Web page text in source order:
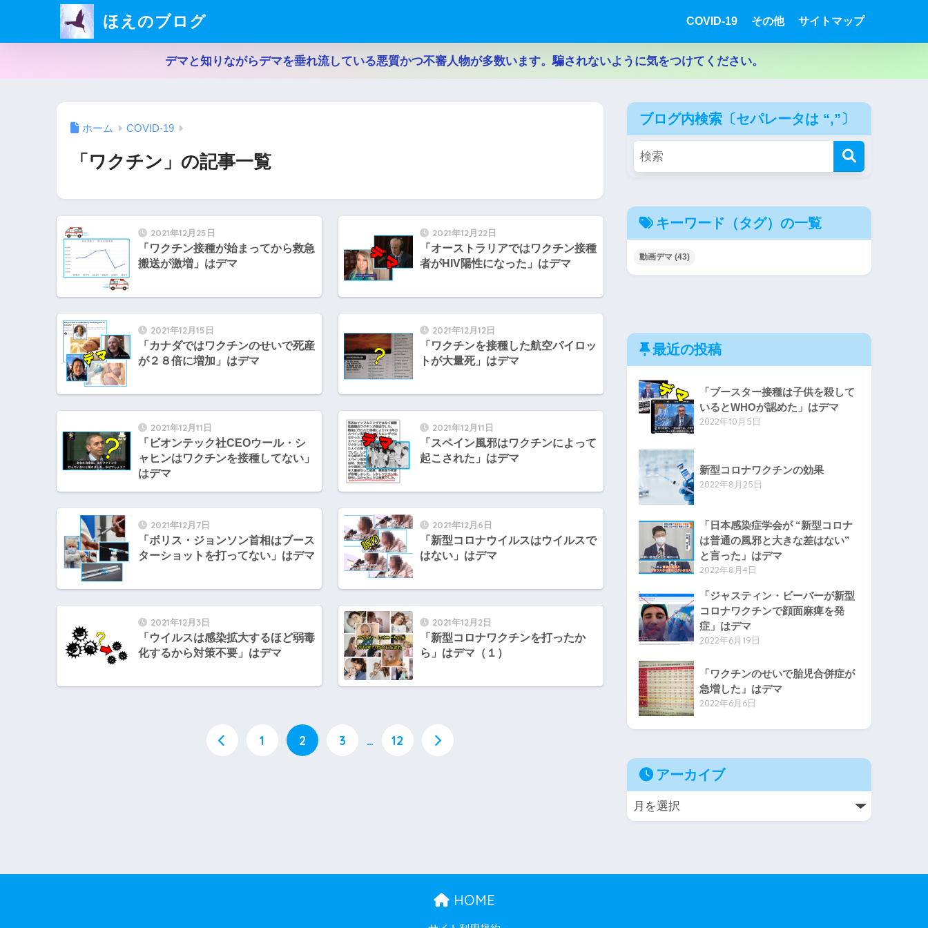
ほえのブログ COVID-19 その他 サイトマップ
デマと知りながらデマを垂れ流している悪質かつ不審人物が多数います。騙されないように気をつけてください。
ホーム COVID-19
「ワクチン」の記事一覧
2021年12月25日
「ワクチン接種が始まってから救急
搬送が激増」はデマ
2021年12月22日
「オーストラリアではワクチン接種
者がHIV陽性になった」はデマ
2021年12月15日
「カナダではワクチンのせいで死産
が２８倍に増加」はデマ
2021年12月12日
「ワクチンを接種した航空パイロッ
トが大量死」はデマ
2021年12月11日
「ビオンテック社CEOウール・シ
ャヒンはワクチンを接種してない」
はデマ
2021年12月11日
「スペイン風邪はワクチンによって
起こされた」はデマ
2021年12月7日
「ボリス・ジョンソン首相はブース
ターショットを打ってない」はデマ
2021年12月6日
「新型コロナウイルスはウイルスで
はない」はデマ
2021年12月3日
「ウイルスは感染拡大するほど弱毒
化するから対策不要」はデマ
2021年12月2日
「新型コロナワクチンを打ったか
ら」はデマ（１）
1 2 3 … 12
ブログ内検索〔セパレータは “,”〕
キーワード（タグ）の一覧
動画デマ (43)
最近の投稿
「ブースター接種は子供を殺して
いるとWHOが認めた」はデマ
2022年10月5日
新型コロナワクチンの効果
2022年8月25日
「日本感染症学会が “新型コロナ
は普通の風邪と大きな差はない”
と言った」はデマ
2022年8月4日
「ジャスティン・ビーバーが新型
コロナワクチンで顔面麻痺を発
症」はデマ
2022年6月19日
「ワクチンのせいで胎児合併症が
急増した」はデマ
2022年6月6日
アーカイブ
HOME